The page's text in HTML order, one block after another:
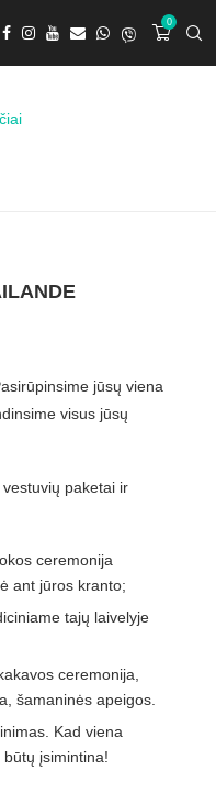
0
jūsų viena
visus jūsų
paketai ir
ceremonija
ant jūros kranto;
tajų laivelyje
ceremonija,
šamaninės apeigos.
Kad viena
įsimintina!